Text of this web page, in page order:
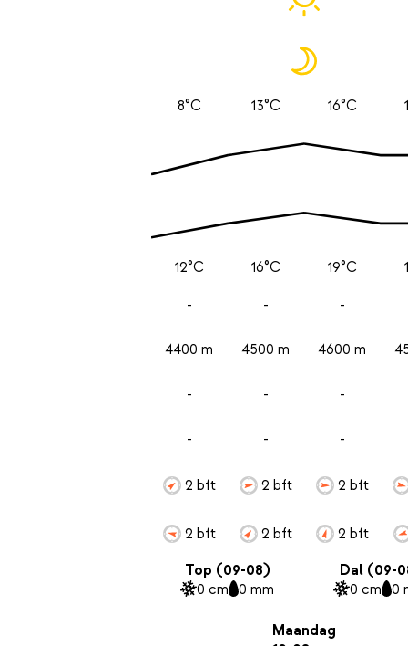
8°C
12°C
-
4400 m
-
-
2 bft
2 bft
13°C
16°C
-
4500 m
-
-
2 bft
2 bft
16°C
19°C
-
4600 m
-
-
2 bft
2 bft
Top (09-08)
0 cm 0 mm
Dal (09-
0 cm 0
Maandag